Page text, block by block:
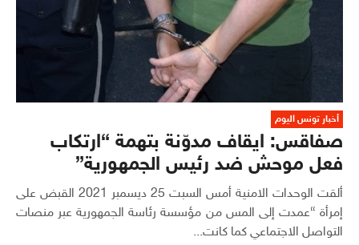
أخبار تونس اليوم
صفاقس: ايقاف مدوّنة بتهمة “ارتكاب
فعل موحش ضد رئيس الجمهورية”
ألقت الوحدات الامنية أمس السبت 25 ديسمبر 2021 القبض على
إمرأة “عمدت إلى المس من مؤسسة رئاسة الجمهورية عبر منصات
التواصل الاجتماعي كما كانت...